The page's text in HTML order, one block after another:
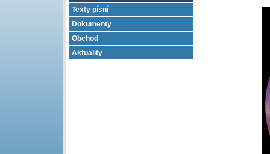
Texty písní
Dokumenty
Obchod
Aktuality